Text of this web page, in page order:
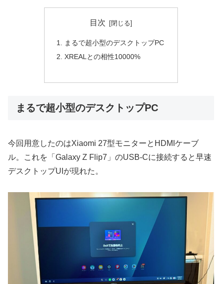
目次
まるで超小型のデスクトップPC
XREALとの相性10000%
まるで超小型のデスクトップPC
今回用意したのはXiaomi 27型モニターとHDMIケーブ
ル。これを「Galaxy Z Flip7」のUSB-Cに接続すると早速
デスクトップUIが現れた。